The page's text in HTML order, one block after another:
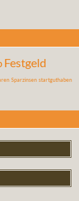
Festgeld
Sparzinsen startguthaben